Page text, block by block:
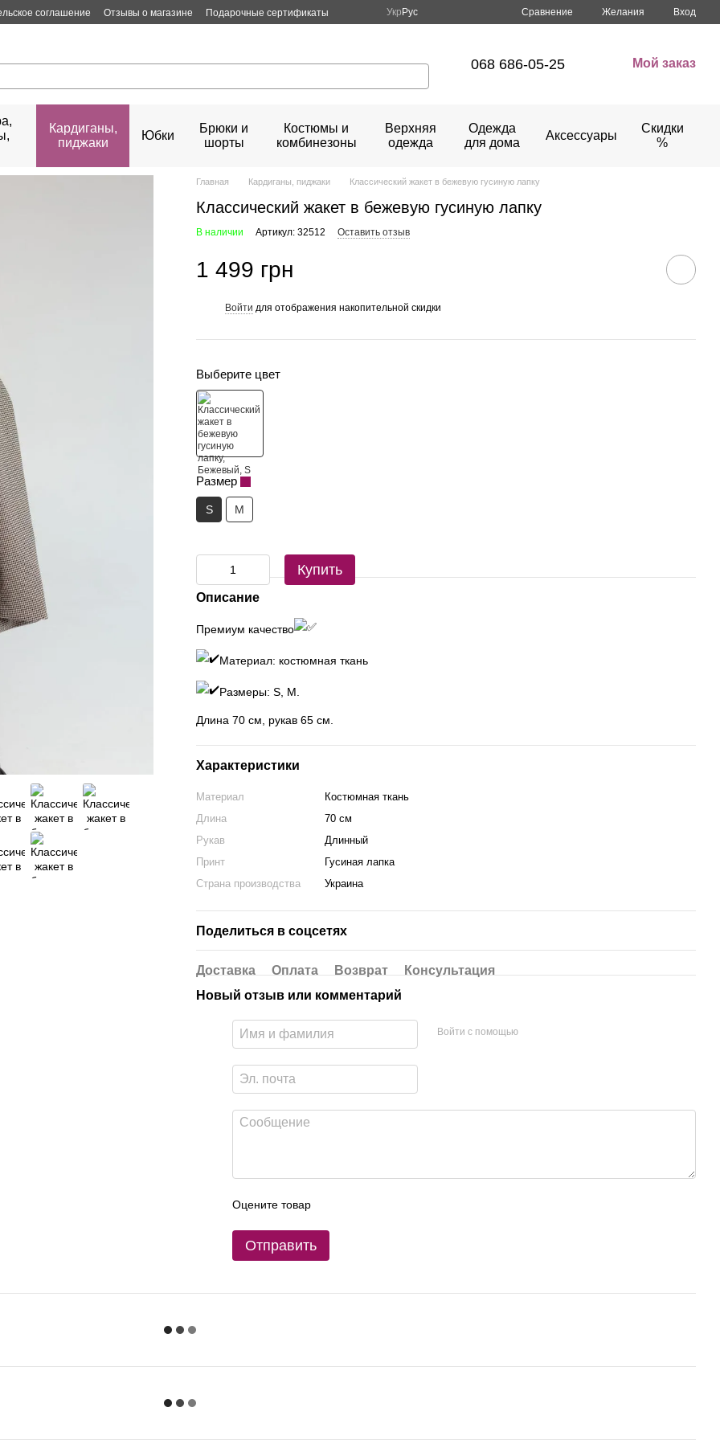
соглашение Отзывы о магазине Подарочные сертификаты Укр Рус Сравнение Желания Вход
068 686-05-25 Мой заказ
Кардиганы,
пиджаки
Юбки
Брюки и
шорты
Костюмы и
комбинезоны
Верхняя
одежда
Одежда
для дома
Аксессуары
Скидки
%
Главная Кардиганы, пиджаки Классический жакет в бежевую гусиную лапку
Классический жакет в бежевую гусиную лапку
В наличии Артикул: 32512 Оставить отзыв
1 499 грн
Войти для отображения накопительной скидки
Выберите цвет
Размер
S M
Купить
Описание
Премиум качество
Материал: костюмная ткань
Размеры: S, M.
Длина 70 см, рукав 65 см.
Характеристики
Материал
Костюмная ткань
Длина
70 см
Рукав
Длинный
Принт
Гусиная лапка
Страна производства
Украина
Поделиться в соцсетях
Доставка Оплата Возврат
Консультация
Новый отзыв или комментарий
Войти с помощью
Оцените товар
Отправить